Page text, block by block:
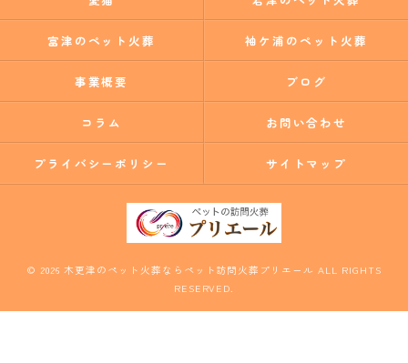
富津のペット火葬 袖ケ浦のペット火葬
事業概要 ブログ
コラム お問い合わせ
プライバシーポリシー サイトマップ
© 2026 木更津のペット火葬ならペット訪問火葬プリエール ALL RIGHTS
RESERVED.